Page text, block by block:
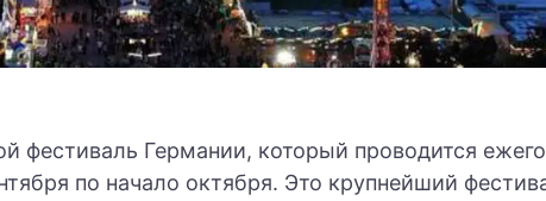
фестиваль Германии, который проводится
по начало октября. Это крупнейший